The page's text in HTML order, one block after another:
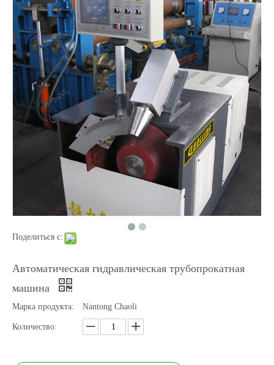
Автоматический гидравлический 2-ролл-катя Высокоэффективная автомобильная машинка для автомобильной глушиной машины
Поделиться с:
Автоматическая гидравлическая трубопрокатная
машина
Марка продукта: Nantong Chaoli
Количество: